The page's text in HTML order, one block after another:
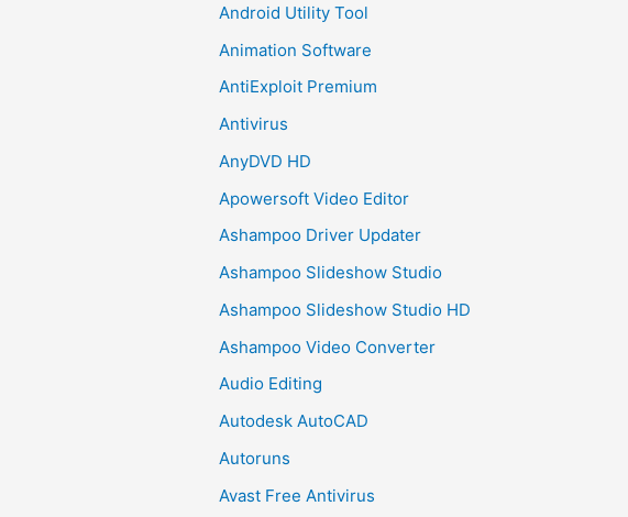
Android Utility Tool
Animation Software
AntiExploit Premium
Antivirus
AnyDVD HD
Apowersoft Video Editor
Ashampoo Driver Updater
Ashampoo Slideshow Studio
Ashampoo Slideshow Studio HD
Ashampoo Video Converter
Audio Editing
Autodesk AutoCAD
Autoruns
Avast Free Antivirus